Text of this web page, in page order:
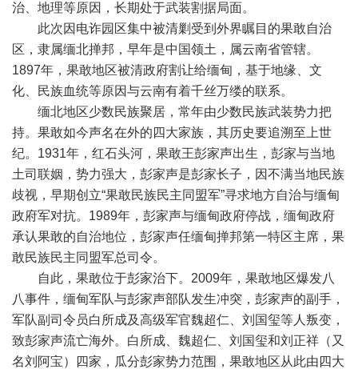
治、地理等原因，长期处于武装割据局面。
此次因电诈园区集中被清剿受到外界瞩目的果敢自治
区，隶属缅北掸邦，早年是中国领土，属云南省管辖。
1897年，果敢地区被清政府割让给缅甸，基于地缘、文
化、民族血统等原因与云南有着千丝万缕的联系。
缅北地区少数民族聚居，常年由少数民族武装势力把
持。果敢如今声名在外的四大家族，其历史要追溯至上世
纪。1931年，红石头河，果敢王彭家声出生，彭家与当地
土司联姻，势力强大，彭家声是彭家长子，因不满当地民族
歧视，早期创立“果敢民族民主同盟军”寻求地方自治与缅甸
政府军对抗。1989年，彭家声与缅甸政府停战，缅甸政府
承认果敢的自治地位，彭家声任缅甸掸邦第一特区主席，果
敢民族民主同盟军总司令。
自此，果敢位于彭家治下。2009年，果敢地区爆发八
八事件，缅甸军队与彭家声部队发生冲突，彭家声的副手，
军队副司令员白所成及高级军官魏超仁、刘国玺等人叛变，
致彭家声流亡海外。白所成、魏超仁、刘国玺和刘正祥（又
名刘阿宝）四家，瓜分彭家势力范围，果敢地区从此由四大